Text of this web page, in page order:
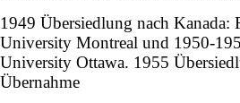
1949 Übersiedlung nach
University Montreal und 1950-
University Ottawa. 1955
Übernahme